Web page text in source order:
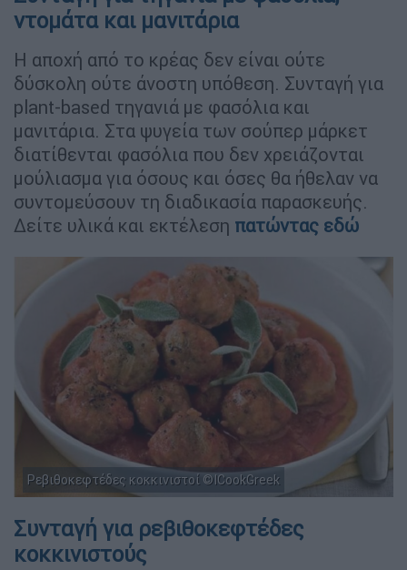
ντομάτα και μανιτάρια
Η αποχή από το κρέας δεν είναι ούτε
δύσκολη ούτε άνοστη υπόθεση. Συνταγή για
plant-based τηγανιά με φασόλια και
μανιτάρια. Στα ψυγεία των σούπερ μάρκετ
διατίθενται φασόλια που δεν χρειάζονται
μούλιασμα για όσους και όσες θα ήθελαν να
συντομεύσουν τη διαδικασία παρασκευής.
Δείτε υλικά και εκτέλεση πατώντας εδώ
Ρεβιθοκεφτέδες κοκκινιστοί ©ICookGreek
Συνταγή για ρεβιθοκεφτέδες
κοκκινιστούς